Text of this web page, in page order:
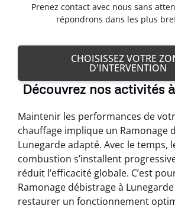
Prenez contact avec nous sans
répondrons dans les plus
CHOISISSEZ VOTRE
D'INTERVENTION
Découvrez nos activités
Maintenir les performances de
chauffage implique un Ramonage
Lunegarde adapté. Avec le temps,
combustion s’installent
réduit l’efficacité globale. C’est
Ramonage débistrage à
restaurer un fonctionnement